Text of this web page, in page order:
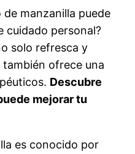
de manzanilla puede
cuidado personal?
solo refresca y
ofrece una
Descubre
mejorar tu
es conocido por